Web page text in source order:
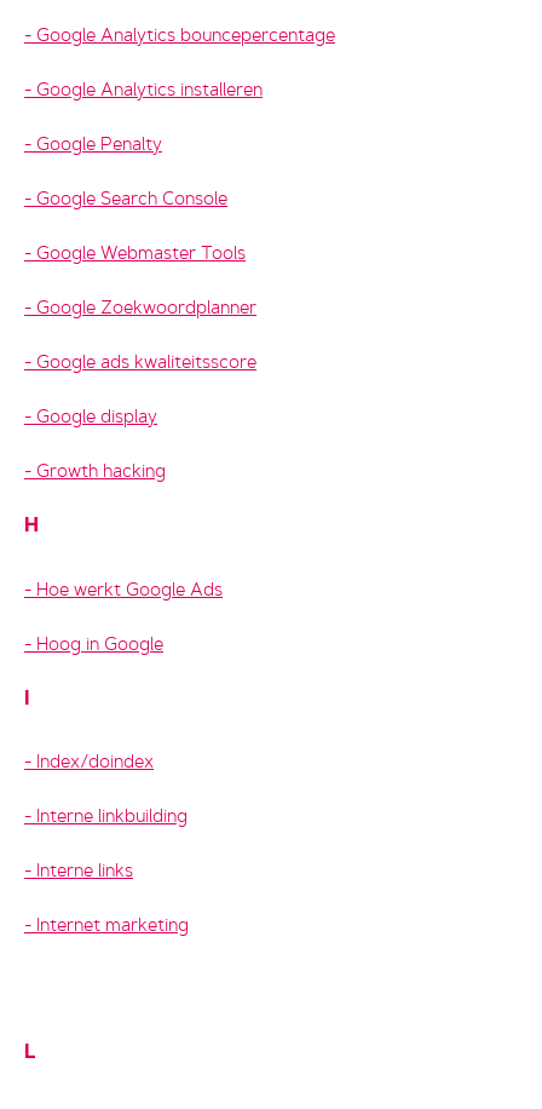
Google Analytics bouncepercentage
Google Analytics installeren
Google Penalty
Google Search Console
Google Webmaster Tools
Google Zoekwoordplanner
Google ads kwaliteitsscore
Google display
Growth hacking
H
Hoe werkt Google Ads
Hoog in Google
I
Index/doindex
Interne linkbuilding
Interne links
Internet marketing
L